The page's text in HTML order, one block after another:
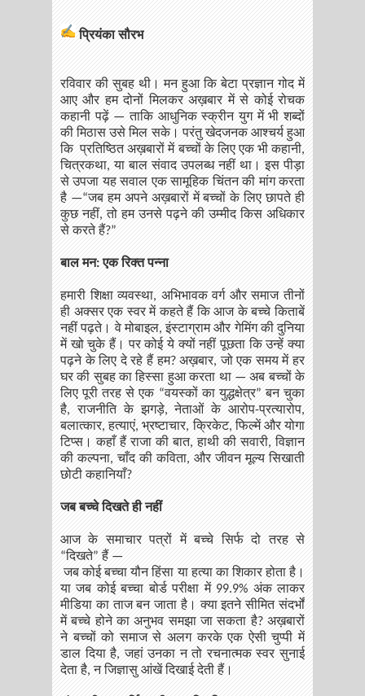
प्रियंका सौरभ
रविवार की सुबह थी। मन हुआ कि बेटा प्रज्ञान गोद में
आए और हम दोनों मिलकर अख़बार में से कोई रोचक
कहानी पढ़ें — ताकि आधुनिक स्क्रीन युग में भी शब्दों
की मिठास उसे मिल सके। परंतु खेदजनक आश्चर्य हुआ
कि प्रतिष्ठित अख़बारों में बच्चों के लिए एक भी कहानी,
चित्रकथा, या बाल संवाद उपलब्ध नहीं था। इस पीड़ा
से उपजा यह सवाल एक सामूहिक चिंतन की मांग करता
है —“जब हम अपने अख़बारों में बच्चों के लिए छापते ही
कुछ नहीं, तो हम उनसे पढ़ने की उम्मीद किस अधिकार
से करते हैं?”
बाल मन: एक रिक्त पन्ना
हमारी शिक्षा व्यवस्था, अभिभावक वर्ग और समाज तीनों
ही अक्सर एक स्वर में कहते हैं कि आज के बच्चे किताबें
नहीं पढ़ते। वे मोबाइल, इंस्टाग्राम और गेमिंग की दुनिया
में खो चुके हैं। पर कोई ये क्यों नहीं पूछता कि उन्हें क्या
पढ़ने के लिए दे रहे हैं हम? अख़बार, जो एक समय में हर
घर की सुबह का हिस्सा हुआ करता था — अब बच्चों के
लिए पूरी तरह से एक “वयस्कों का युद्धक्षेत्र” बन चुका
है, राजनीति के झगड़े, नेताओं के आरोप-प्रत्यारोप,
बलात्कार, हत्याएं, भ्रष्टाचार, क्रिकेट, फिल्में और योगा
टिप्स। कहाँ हैं राजा की बात, हाथी की सवारी, विज्ञान
की कल्पना, चाँद की कविता, और जीवन मूल्य सिखाती
छोटी कहानियाँ?
जब बच्चे दिखते ही नहीं
आज के समाचार पत्रों में बच्चे सिर्फ दो तरह से
“दिखते” हैं —
जब कोई बच्चा यौन हिंसा या हत्या का शिकार होता है।
या जब कोई बच्चा बोर्ड परीक्षा में 99.9% अंक लाकर
मीडिया का ताज बन जाता है। क्या इतने सीमित संदर्भों
में बच्चे होने का अनुभव समझा जा सकता है? अख़बारों
ने बच्चों को समाज से अलग करके एक ऐसी चुप्पी में
डाल दिया है, जहां उनका न तो रचनात्मक स्वर सुनाई
देता है, न जिज्ञासु आंखें दिखाई देती हैं।